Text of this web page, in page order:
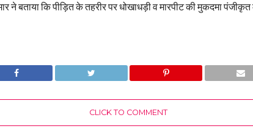
ने बताया कि पीड़ित के तहरीर पर धोखाधड़ी व मारपीट की मुकदमा
CLICK TO COMMENT